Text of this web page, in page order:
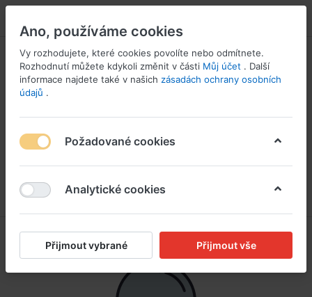
Ano, používáme cookies
Vy rozhodujete, které cookies povolíte nebo odmítnete.
Rozhodnutí můžete kdykoli změnit v části Můj účet . Další
informace najdete také v našich zásadách ochrany osobních
údajů .
Požadované cookies
Analytické cookies
Přijmout vybrané Přijmout vše